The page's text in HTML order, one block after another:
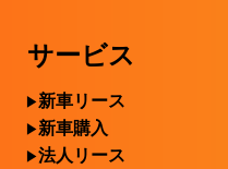
サービス
新車リース
新車購入
法人リース